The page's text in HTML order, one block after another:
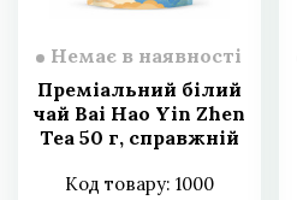
Немає в наявності
Преміальний білий
чай Bai Hao Yin Zhen
Tea 50 г, справжній
старовинних дерев
Код товару: 1000